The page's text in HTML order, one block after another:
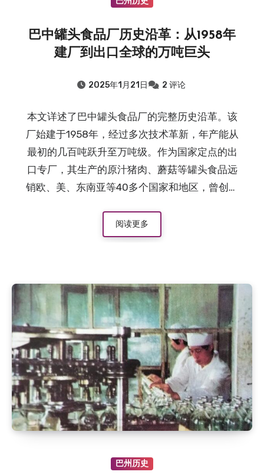
巴中罐头食品厂历史沿革：从1958年
建厂到出口全球的万吨巨头
2025年1月21日 2 评论
本文详述了巴中罐头食品厂的完整历史沿革。该
厂始建于1958年，经过多次技术革新，年产能从
最初的几百吨跃升至万吨级。作为国家定点的出
口专厂，其生产的原汁猪肉、蘑菇等罐头食品远
销欧、美、东南亚等40多个国家和地区，曾创下
工业发展的重要见证。
阅读更多
巴州历史